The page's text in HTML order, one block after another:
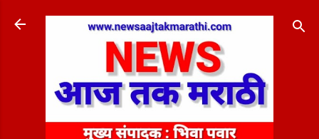
Skip to main content